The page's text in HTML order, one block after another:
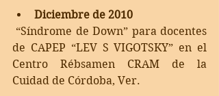
Diciembre de 2010
de CAPEP “LEV S VIGOTSKY” en el
Centro Rébsamen CRAM de la
Cuidad de Córdoba, Ver.